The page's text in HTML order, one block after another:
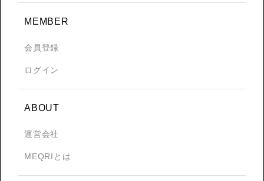
MEMBER
会員登録
ログイン
ABOUT
運営会社
MEQRIとは